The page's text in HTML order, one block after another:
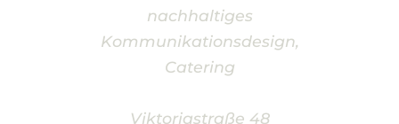
nachhaltiges
Kommunikationsdesign,
Catering
Viktoriastraße 48